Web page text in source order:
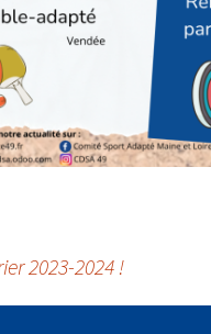
2023-2024 !